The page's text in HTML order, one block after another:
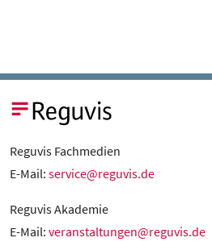
Reguvis Fachmedien
E-Mail: service@reguvis.de
Reguvis Akademie
E-Mail: veranstaltungen@reguvis.de